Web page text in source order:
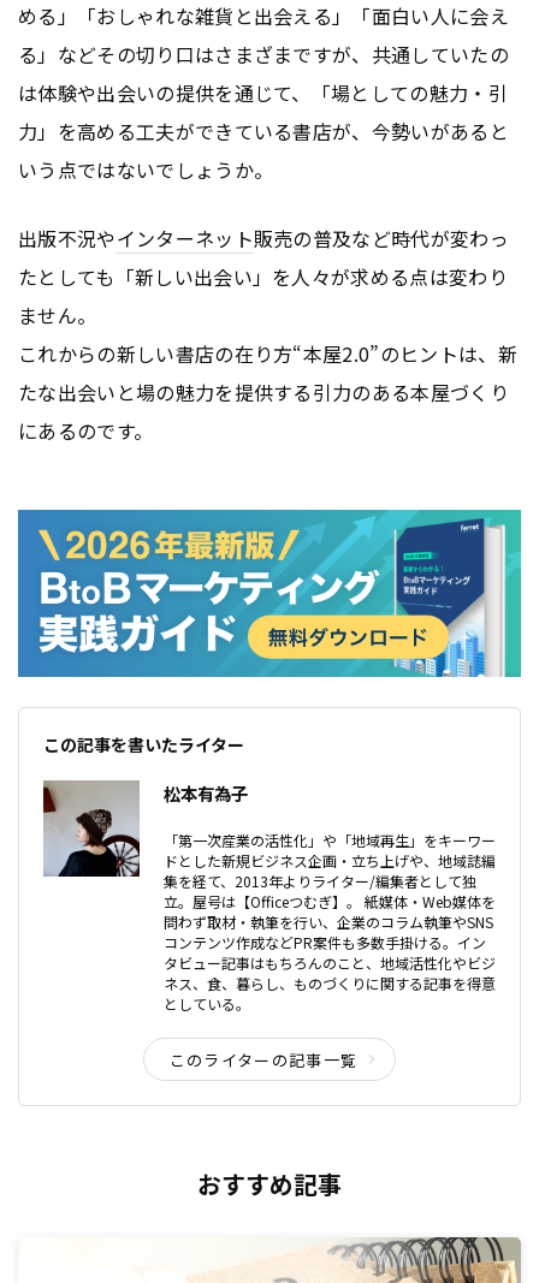
める」「おしゃれな雑貨と出会える」「面白い人に会え
る」などその切り口はさまざまですが、共通していたの
は体験や出会いの提供を通じて、「場としての魅力・引
力」を高める工夫ができている書店が、今勢いがあると
いう点ではないでしょうか。
出版不況やインターネット販売の普及など時代が変わっ
たとしても「新しい出会い」を人々が求める点は変わり
ません。
これからの新しい書店の在り方“本屋2.0”のヒントは、新
たな出会いと場の魅力を提供する引力のある本屋づくり
にあるのです。
この記事を書いたライター
松本有為子
「第一次産業の活性化」や「地域再生」をキーワー
ドとした新規ビジネス企画・立ち上げや、地域誌編
集を経て、2013年よりライター/編集者として独
立。屋号は【Officeつむぎ】。 紙媒体・Web媒体を
問わず取材・執筆を行い、企業のコラム執筆やSNS
コンテンツ作成などPR案件も多数手掛ける。イン
タビュー記事はもちろんのこと、地域活性化やビジ
ネス、食、暮らし、ものづくりに関する記事を得意
としている。
このライターの記事一覧
おすすめ記事